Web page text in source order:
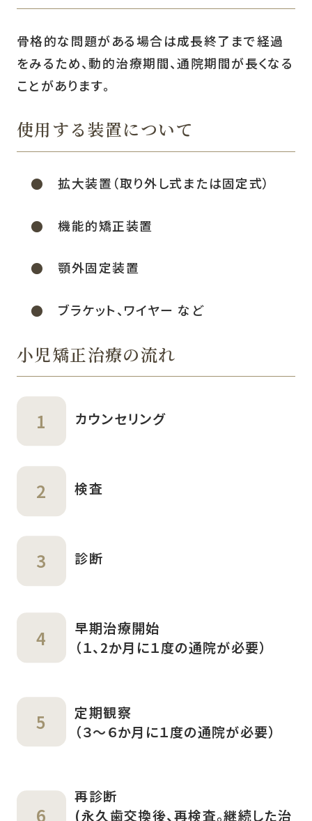
骨格的な問題がある場合は成長終了まで経過
をみるため、動的治療期間、通院期間が長くなる
ことがあります。
使用する装置について
拡大装置（取り外し式または固定式）
機能的矯正装置
顎外固定装置
ブラケット、ワイヤー など
小児矯正治療の流れ
カウンセリング
検査
診断
早期治療開始
（１、2か月に１度の通院が必要）
定期観察
（３～６か月に１度の通院が必要）
再診断
(永久歯交換後、再検査。継続した治